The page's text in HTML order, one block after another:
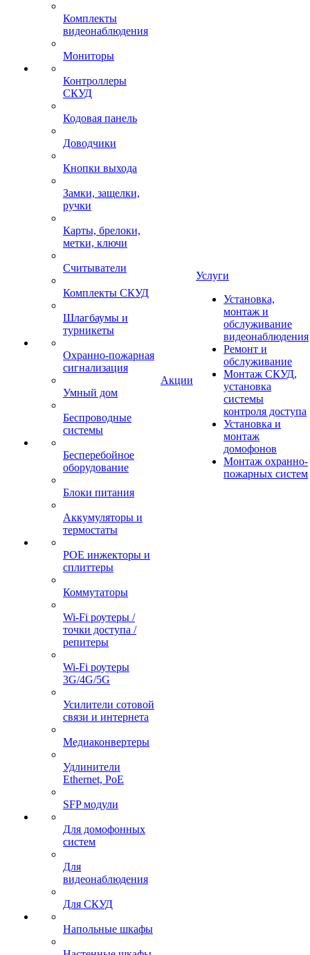
Комплекты
видеонаблюдения
Мониторы
Контроллеры
СКУД
Кодовая панель
Доводчики
Кнопки выхода
Замки, защелки,
ручки
Карты, брелоки,
метки, ключи
Считыватели
Комплекты СКУД
Шлагбаумы и
турникеты
Охранно-пожарная
сигнализация
Умный дом
Беспроводные
системы
Бесперебойное
оборудование
Блоки питания
Аккумуляторы и
термостаты
POE инжекторы и
сплиттеры
Коммутаторы
Wi-Fi роутеры /
точки доступа /
репитеры
Wi-Fi роутеры
3G/4G/5G
Усилители сотовой
связи и интернета
Медиаконвертеры
Удлинители
Ethernet, PoE
SFP модули
Для домофонных
систем
Для
видеонаблюдения
Для СКУД
Напольные шкафы
Акции
Услуги
Установка,
монтаж и
обслуживание
видеонаблюдения
Ремонт и
обслуживание
Монтаж СКУД,
установка
системы
контроля доступа
Установка и
монтаж
домофонов
Монтаж охранно-
пожарных систем